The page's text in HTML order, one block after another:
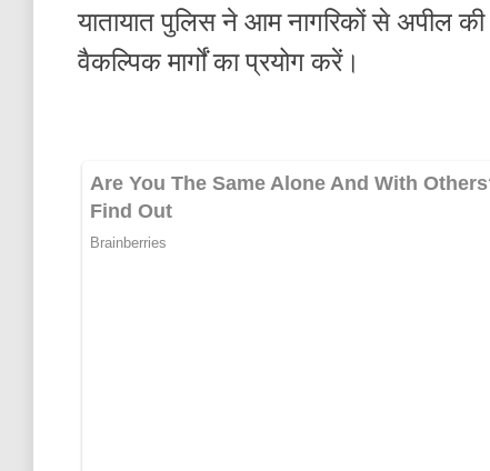
यातायात पुलिस ने आम नागरिकों से अपील
वैकल्पिक मार्गों का प्रयोग करें।